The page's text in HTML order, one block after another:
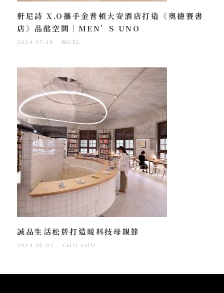
軒尼詩 X.O攜手金普頓大安酒店打造《奧德賽書
店》品酩空間｜MEN’S UNO
2024-07-18 NOEL
誠品生活松菸打造暖科技母親節
2024-05-02 CHU CHU